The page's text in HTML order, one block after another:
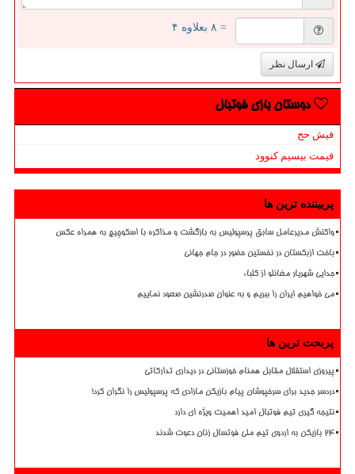
= ۸ بعلاوه ۴
ارسال نظر
دوستان بازی فوتبال
فیش حج
قیمت بیسیم کنوود
پربیننده ترین ها
واکنش مدیرعامل سابق پرسپولیس به بازگشت و مذاکره با اسکوچیچ به همراه عکس
باخت ازبکستان در نخستین حضور در جام جهانی
جدایی شهریار مغانلو از کلباء
می خواهیم ایران را ببریم و به عنوان صدرنشین صعود نماییم
پربحث ترین ها
پیروزی استقلال مقابل همنام خوزستانی در دیداری تدارکاتی
دردسر جدید برای سرخپوشان پیام بازیکن مازادی که پرسپولیس را نگران کرد!
نتیجه گیری تیم فوتبال امید اهمیت ویژه ای دارد
۲۴ بازیکن به اردوی تیم ملی فوتسال زنان دعوت شدند